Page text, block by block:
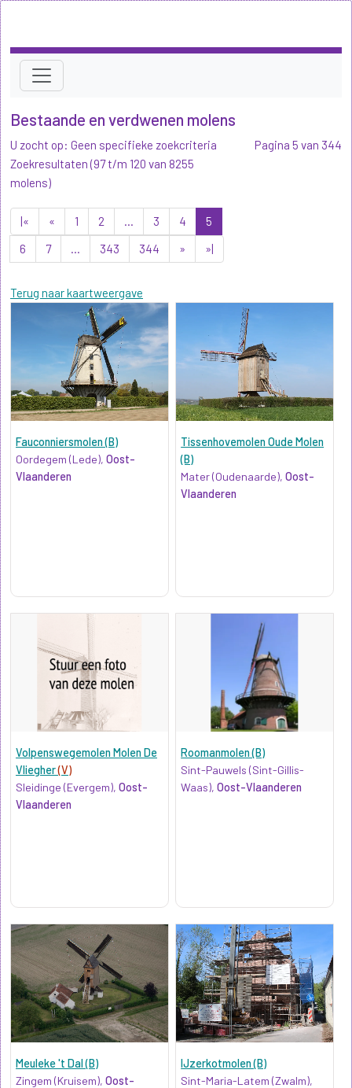
Bestaande en verdwenen molens
U zocht op: Geen specifieke zoekcriteria
Zoekresultaten (97 t/m 120 van 8255
molens)
|« « 1 2 ... 3 4
5
6
7 ... 343 344 » »|
Terug naar kaartweergave
Pagina 5 van 344
Fauconniersmolen (B)
Oordegem (Lede), Oost-
Vlaanderen
Tissenhovemolen Oude Molen
(B)
Mater (Oudenaarde),Oost-
Vlaanderen
Volpenswegemolen Molen De
Vliegher(V)
Sleidinge (Evergem), Oost-
Vlaanderen
Roomanmolen (B)
Sint-Pauwels (Sint-Gillis-
Waas),Oost-Vlaanderen
Meuleke 't Dal (B)
Zingem (Kruisem), Oost-
IJzerkotmolen (B)
Sint-Maria-Latem (Zwalm),